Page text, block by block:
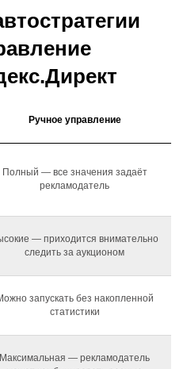
Ручное управление
Полный — все значения задаёт
рекламодатель
— приходится внимательно
следить за аукционом
запускать без накопленной
статистики
Максимальная — рекламодатель